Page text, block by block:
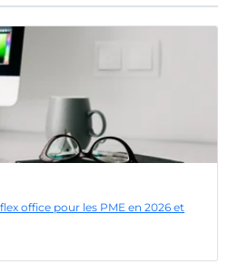
office pour les PME en 2026 et